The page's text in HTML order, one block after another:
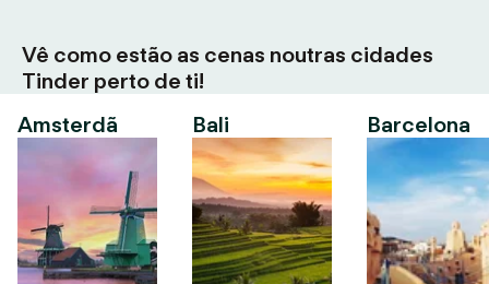
Vê como estão as cenas noutras cidades
Tinder perto de ti!
Amsterdã
Bali Barcelona